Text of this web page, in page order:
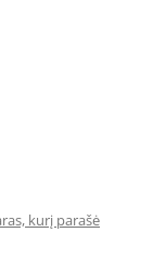
kurį parašė